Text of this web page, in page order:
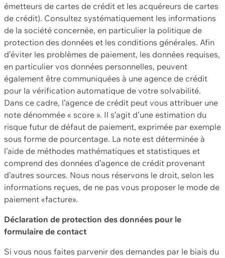
émetteurs de cartes de crédit et les acquéreurs de cartes
de crédit). Consultez systématiquement les informations
de la société concernée, en particulier la politique de
protection des données et les conditions générales. Afin
d’éviter les problèmes de paiement, les données requises,
en particulier vos données personnelles, peuvent
également être communiquées à une agence de crédit
pour la vérification automatique de votre solvabilité.
Dans ce cadre, l’agence de crédit peut vous attribuer une
note dénommée « score ». Il s’agit d’une estimation du
risque futur de défaut de paiement, exprimée par exemple
sous forme de pourcentage. La note est déterminée à
l’aide de méthodes mathématiques et statistiques et
comprend des données d’agence de crédit provenant
d’autres sources. Nous nous réservons le droit, selon les
informations reçues, de ne pas vous proposer le mode de
paiement «facture».
Déclaration de protection des données pour le
formulaire de contact
Si vous nous faites parvenir des demandes par le biais du